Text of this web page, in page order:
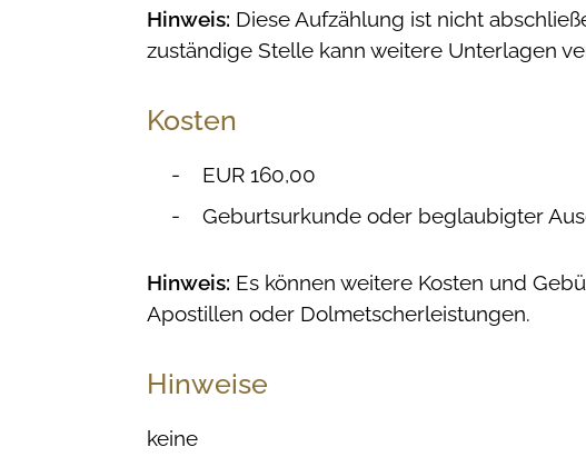
Hinweis: Diese Aufzählung ist nicht
zuständige Stelle kann weitere Unterlagen
Kosten
EUR 160,00
Geburtsurkunde oder beglaubigter
Hinweis: Es können weitere Kosten und
Apostillen oder Dolmetscherleistungen.
Hinweise
keine